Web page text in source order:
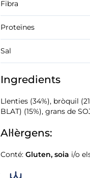
Fibra
Proteïnes
Sal
Ingredients
Llenties (34%), bròquil
BLAT) (15%), grans de
Al·lèrgens:
Conté: Gluten, soia i/o